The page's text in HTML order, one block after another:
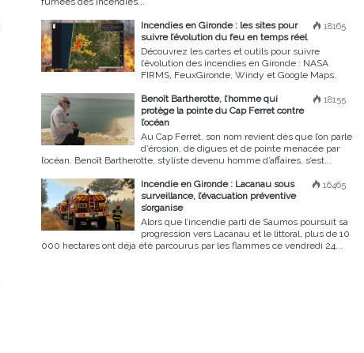
18165
Incendies en Gironde : les sites pour
suivre l’évolution du feu en temps réel
Découvrez les cartes et outils pour suivre
l’évolution des incendies en Gironde : NASA
FIRMS, FeuxGironde, Windy et Google Maps.
18155
Benoît Bartherotte, l’homme qui
protège la pointe du Cap Ferret contre
l’océan
Au Cap Ferret, son nom revient dès que l’on parle
d’érosion, de digues et de pointe menacée par
l’océan. Benoît Bartherotte, styliste devenu homme d’affaires, s’est...
16465
Incendie en Gironde : Lacanau sous
surveillance, l’évacuation préventive
s’organise
Alors que l’incendie parti de Saumos poursuit sa
progression vers Lacanau et le littoral, plus de 10
000 hectares ont déjà été parcourus par les flammes ce vendredi 24...